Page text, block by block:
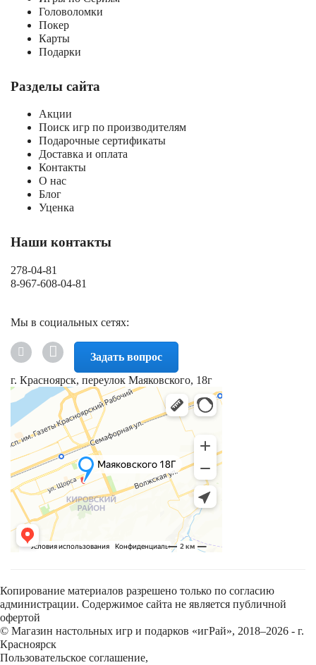
Головоломки
Покер
Карты
Подарки
Разделы сайта
Акции
Поиск игр по производителям
Подарочные сертификаты
Доставка и оплата
Контакты
О нас
Блог
Уценка
Наши контакты
278-04-81
8-967-608-04-81
Мы в социальных сетях:
Задать вопрос
г. Красноярск, переулок Маяковского, 18г
Копирование материалов разрешено только по согласию
администрации. Содержимое сайта не является публичной
офертой
© Магазин настольных игр и подарков «игРай», 2018–2026 - г.
Красноярск
Пользовательское соглашение,